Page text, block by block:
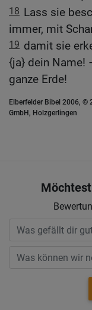
18 Lass sie
immer, mit
19 damit sie
{ja} dein Name!
ganze Erde!
Elberfelder Bibel 2006, ©
GmbH, Holzgerlingen